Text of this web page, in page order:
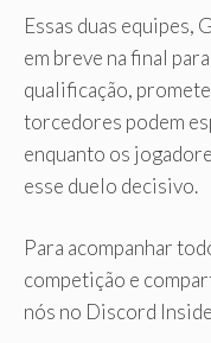
Essas duas equipes,
em breve na final
qualificação,
torcedores podem
enquanto os
esse duelo decisivo.
Para acompanhar
competição e
nós no Discord